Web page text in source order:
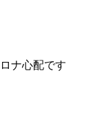
ナ心配です